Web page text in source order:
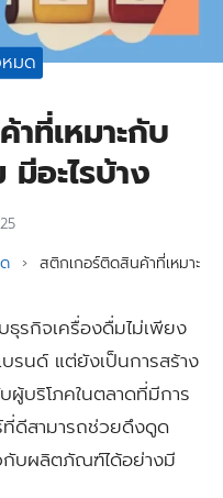
มด
ที่เหมาะกับ
อะไรบ้าง
› สติกเกอร์ติดสินค้าที่เหมาะ
ธุรกิจเครื่องดื่มไม่เพียง
รนด์ แต่ยังเป็นการสร้าง
ผู้บริโภคในตลาดที่มีการ
ดีสามารถช่วยดึงดูด
กับผลิตภัณฑ์ได้อย่างมี